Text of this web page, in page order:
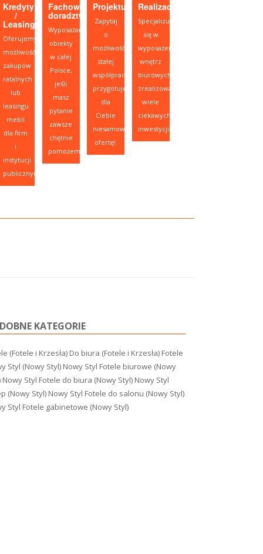
Kredyty
/
Leasing
Oferujemy
możliwość
zakupów
ratalnych
lub
leasingu
mebli
dla firm
i
instytucji
publicznych.
Fachowe
doradztwo
Wyposażamy
obiekty
w całej
Polsce,
jeśli
masz
pytanie
zawsze
chętnie
pomożemy.
Projektujesz?
Zapytaj
o
możliwość
stałej
współpracy,
przygotujemy
dla
Ciebie
niesamowitą
ofertę!.
Realizacje
Specjalizujemy
się w
wyposażeniu
wnętrz
biurowych,
zrealizowaliśmy
wiele
ciekawych
inwestycji.
KATEGORIE
(Fotele i Krzesła) Do biura (Fotele i Krzesła) Fotele
Styl (Nowy Styl) Nowy Styl Fotele biurowe (Nowy
Nowy Styl Fotele do biura (Nowy Styl) Nowy Styl
(Nowy Styl) Nowy Styl Fotele do salonu (Nowy Styl)
Styl Fotele gabinetowe (Nowy Styl)